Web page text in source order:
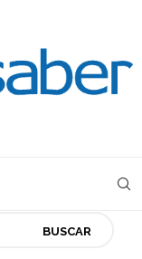
BUSCAR